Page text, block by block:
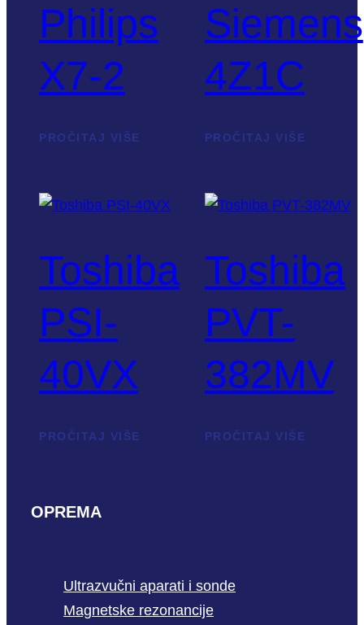
Philips
X7-2
PROČITAJ VIŠE
Siemens
4Z1C
PROČITAJ VIŠE
Toshiba
PSI-
40VX
PROČITAJ VIŠE
Toshiba
PVT-
382MV
PROČITAJ VIŠE
OPREMA
Ultrazvučni aparati i sonde
Magnetske rezonancije